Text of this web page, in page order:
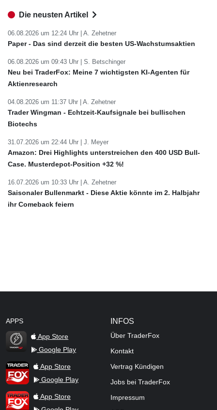
Die neusten Artikel
06.08.2026 um 12:24 Uhr | A. Zehetner
Paper - Das sind derzeit die besten US-Wachstumsaktien
06.08.2026 um 09:43 Uhr | S. Betschinger
Neu bei TraderFox: Meine 7 wichtigsten KI-Agenten für
Aktienresearch
04.08.2026 um 11:37 Uhr | A. Zehetner
Trader Wingman - Echtzeit-Kaufsignale bei bullischen
Biotechs
31.07.2026 um 22:44 Uhr | J. Meyer
Amazon: Drei Highlights unterstreichen den 400 USD Bull-
Case. Musterdepot-Position +32 %!
16.07.2026 um 10:33 Uhr | A. Zehetner
Saisonaler Bullenmarkt - Diese Aktie könnte im 2. Halbjahr
ihr Comeback feiern
APPS
TraderFox Flash
App Store
Google Play
TraderFox AppApp Store
Google Play
TraderFox ProApp Store
INFOS
Über TraderFox
Kontakt
Vertrag Kündigen
Jobs bei TraderFox
Impressum